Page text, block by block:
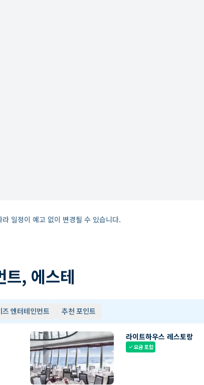
일정이 예고 없이 변경될 수 있습니다.
트, 에스테
즈 엔터테인먼트 추천 포인트
라이트하우스 레스토랑
check요금 포함